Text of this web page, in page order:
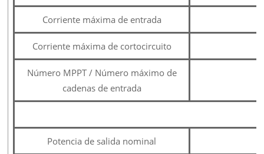
Corriente máxima de entrada
Corriente máxima de cortocircuito
Número MPPT / Número máximo de
cadenas de entrada
Potencia de salida nominal